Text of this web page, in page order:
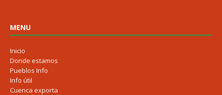
MENU
Inicio
Donde estamos
Pueblos Info
Info útil
Cuenca exporta